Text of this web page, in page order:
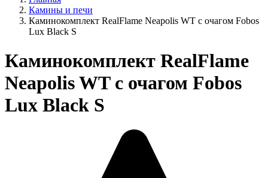
Камины и печи
Каминокомплект RealFlame Neapolis WT с очагом Fobos
Lux Black S
Каминокомплект RealFlame
Neapolis WT с очагом Fobos
Lux Black S